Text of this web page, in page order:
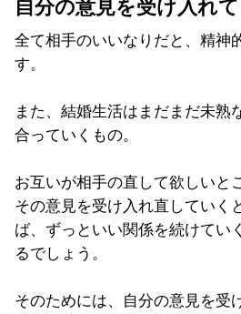
自分の意見を受け入れ
全て相手のいいなりだと、精神
す。
また、結婚生活はまだまだ未熟
合っていくもの。
お互いが相手の直して欲しいと
その意見を受け入れ直していく
ば、ずっといい関係を続けてい
るでしょう。
そのためには、自分の意見を受